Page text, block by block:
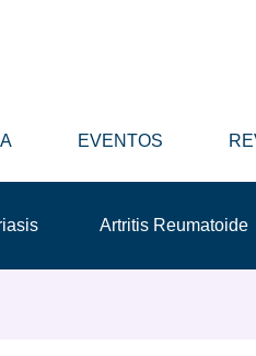
EVENTOS
Artritis Reumatoide